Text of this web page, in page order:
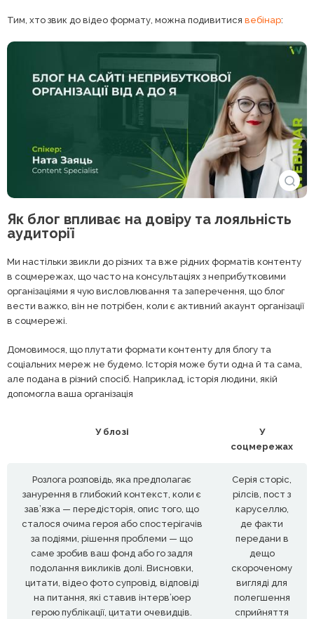
Тим, хто звик до відео формату, можна подивитися вебінар:
Як блог впливає на довіру та лояльність
аудиторії
Ми настільки звикли до різних та вже рідних форматів контенту
в соцмережах, що часто на консультаціях з неприбутковими
організаціями я чую висловлювання та заперечення, що блог
вести важко, він не потрібен, коли є активний акаунт організації
в соцмережі.
Домовимося, що плутати формати контенту для блогу та
соціальних мереж не будемо. Історія може бути одна й та сама,
але подана в різний спосіб. Наприклад, історія людини, якій
допомогла ваша організація
У блозі
У
соцмережах
Розлога розповідь, яка предполагає
занурення в глибокий контекст, коли є
зав’язка — передісторія, опис того, що
сталося очима героя або спостерігачів
за подіями, рішення проблеми — що
саме зробив ваш фонд або го задля
подолання викликів долі. Висновки,
цитати, відео фото супровід, відповіді
на питання, які ставив інтерв’юер
герою публікації, цитати очевидців.
Серія сторіс,
рілсів, пост з
каруселлю,
де факти
передани в
дещо
скороченому
вигляді для
полегшення
сприйняття